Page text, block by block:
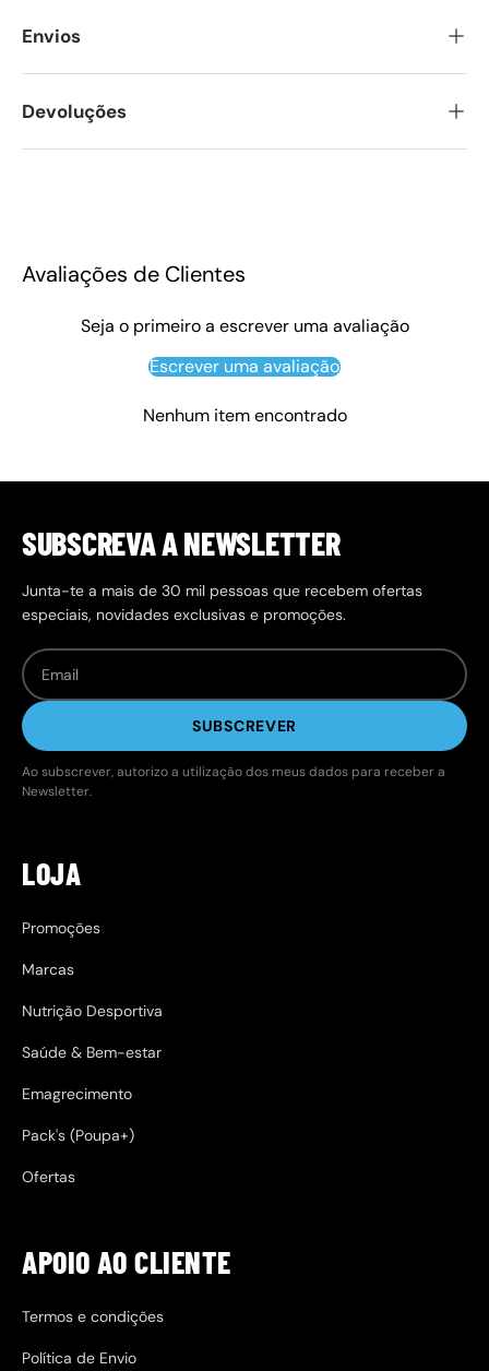
Envios
Devoluções
Avaliações de Clientes
Seja o primeiro a escrever uma avaliação
Escrever uma avaliação
Nenhum item encontrado
SUBSCREVA A NEWSLETTER
Junta-te a mais de 30 mil pessoas que recebem ofertas
especiais, novidades exclusivas e promoções.
SUBSCREVER
Ao subscrever, autorizo a utilização dos meus dados para receber a
Newsletter.
LOJA
Promoções
Marcas
Nutrição Desportiva
Saúde & Bem-estar
Emagrecimento
Pack's (Poupa+)
Ofertas
APOIO AO CLIENTE
Termos e condições
Política de Envio